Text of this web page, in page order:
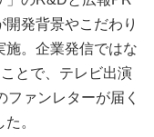
発背景やこだわり
施。企業発信ではな
とで、テレビ出演
ァンレターが届く
。